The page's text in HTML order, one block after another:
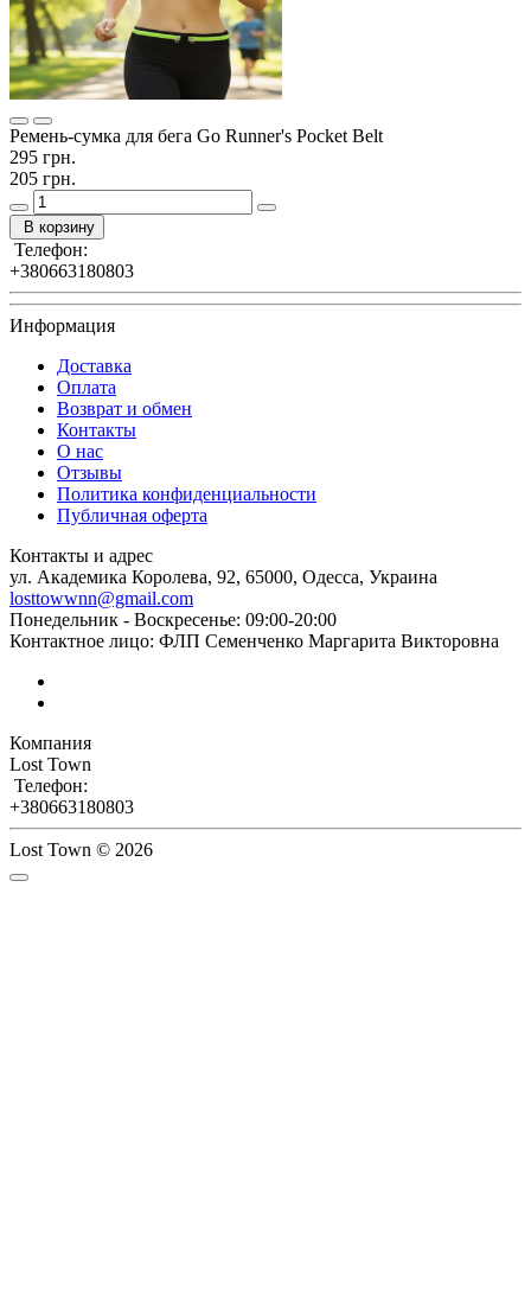
Ремень-сумка для бега Go Runner's Pocket Belt
295 грн.
205 грн.
В корзину
Телефон:
+380663180803
Информация
Доставка
Оплата
Возврат и обмен
Контакты
О нас
Отзывы
Политика конфиденциальности
Публичная оферта
Контакты и адрес
ул. Академика Королева, 92, 65000, Одесса, Украина
losttowwnn@gmail.com
Понедельник - Воскресенье: 09:00-20:00
Контактное лицо: ФЛП Семенченко Маргарита Викторовна
Компания
Lost Town
Телефон:
+380663180803
Lost Town © 2026